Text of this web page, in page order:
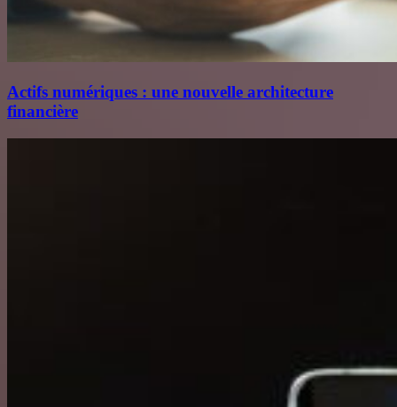
Actifs numériques : une nouvelle architecture
financière